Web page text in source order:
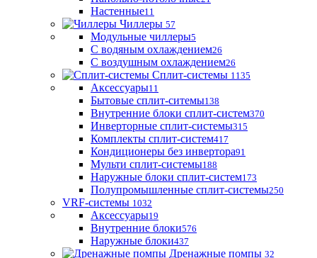
Настенные11
Чиллеры 57
Модульные чиллеры5
С водяным охлаждением26
С воздушным охлаждением26
Сплит-системы 1135
Аксессуары11
Бытовые сплит-ситемы138
Внутренние блоки сплит-систем370
Инверторные сплит-системы315
Комплекты сплит-систем417
Кондиционеры без инвертора91
Мульти сплит-системы188
Наружные блоки сплит-систем173
Полупромышленные сплит-системы250
VRF-системы 1032
Аксессуары19
Внутренние блоки576
Наружные блоки437
Дренажные помпы 32